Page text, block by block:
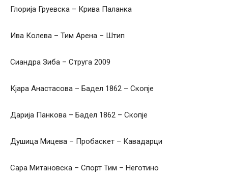
Глорија Груевска – Крива Паланка
Ива Колева – Тим Арена – Штип
Сиандра Зиба – Струга 2009
Кјара Анастасова – Бадел 1862 – Скопје
Дарија Панкова – Бадел 1862 – Скопје
Душица Мицева – Пробаскет – Кавадарци
Сара Митановска – Спорт Тим – Неготино